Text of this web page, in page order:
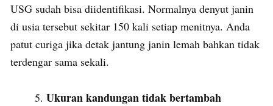
USG sudah bisa diidentifikasi. Normalnya denyut janin
di usia tersebut sekitar 150 kali setiap menitnya. Anda
patut curiga jika detak jantung janin lemah bahkan tidak
terdengar sama sekali.
Ukuran kandungan tidak bertambah